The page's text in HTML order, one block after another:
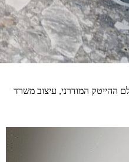
ההייטק המודרני, עיצוב משרד